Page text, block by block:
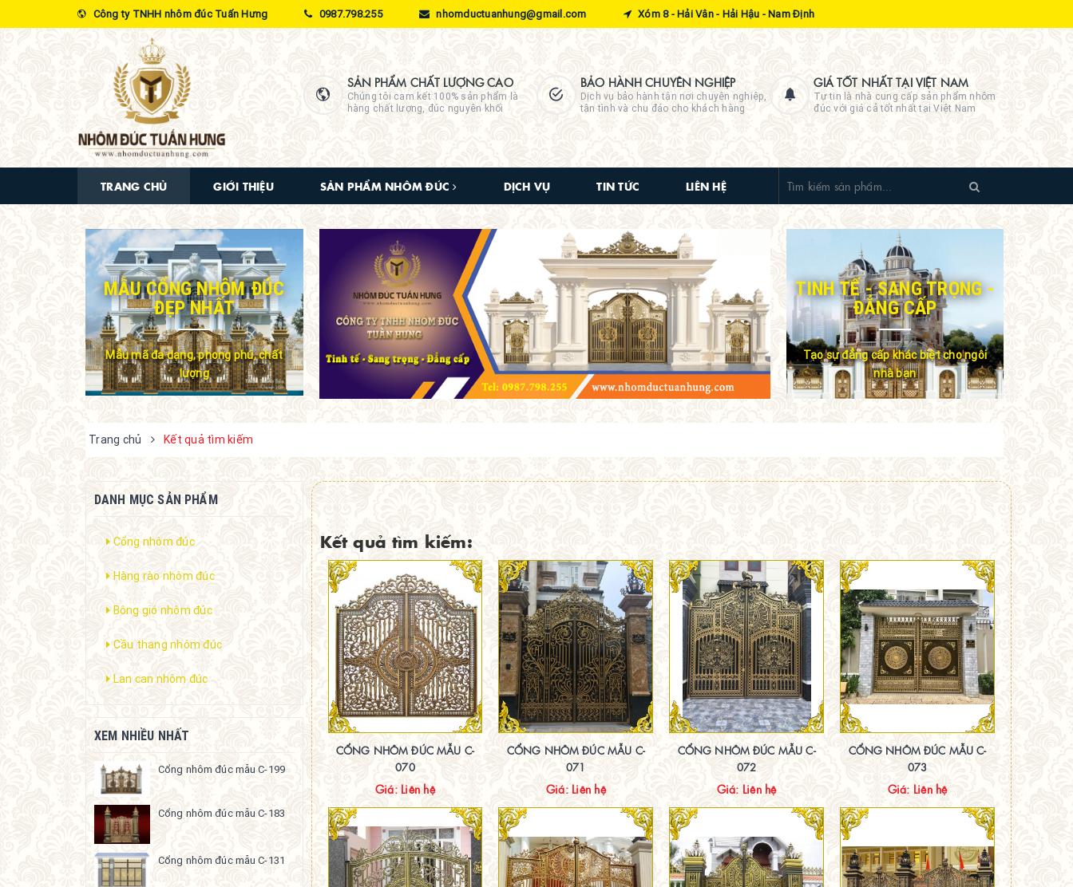
Công ty TNHH nhôm đúc Tuấn Hưng 0987.798.255 nhomductuanhung@gmail.com Xóm 8 - Hải Vân - Hải Hậu - Nam Định
SẢN PHẨM CHẤT LƯỢNG CAO
Chúng tôi cam kết 100% sản phẩm là
hàng chất lượng, đúc nguyên khối
BẢO HÀNH CHUYÊN NGHIỆP
Dịch vụ bảo hành tận nơi chuyên nghiệp,
tận tình và chu đáo cho khách hàng
GIÁ TỐT NHẤT TẠI VIỆT NAM
Tự tin là nhà cung cấp sản phẩm nhôm
đúc với giá cả tốt nhất tại Việt Nam
TRANG CHỦ GIỚI THIỆU SẢN PHẨM NHÔM ĐÚC DỊCH VỤ TIN TỨC LIÊN HỆ
MẪU CỔNG NHÔM ĐÚC
ĐẸP NHẤT
Mẫu mã đa dạng, phong phú, chất
lượng
TINH TẾ - SANG TRỌNG -
ĐẲNG CẤP
Tạo sự đẳng cấp khác biệt cho ngôi
nhà bạn
Trang chủ Kết quả tìm kiếm
Kết quả tìm kiếm:
CỔNG NHÔM ĐÚC MẪU C-
070
Giá: Liên hệ
CỔNG NHÔM ĐÚC MẪU C-
071
Giá: Liên hệ
CỔNG NHÔM ĐÚC MẪU C-
072
Giá: Liên hệ
CỔNG NHÔM ĐÚC MẪU C-
073
Giá: Liên hệ
DANH MỤC SẢN PHẨM
Cổng nhôm đúc
Hàng rào nhôm đúc
Bông gió nhôm đúc
Cầu thang nhôm đúc
Lan can nhôm đúc
XEM NHIỀU NHẤT
Cổng nhôm đúc mẫu C-199
Cổng nhôm đúc mẫu C-183
Cổng nhôm đúc mẫu C-131